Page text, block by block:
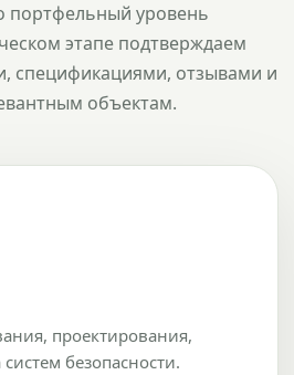
портфельный уровень
этапе подтверждаем
спецификациями, отзывами и
объектам.
проектирования,
безопасности.